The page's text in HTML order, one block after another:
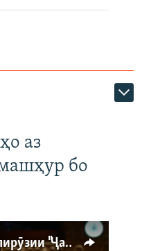
аз
бо
Ҳаводории арманиҳо аз пирӯзии "Ҷаллод"-и тоҷик